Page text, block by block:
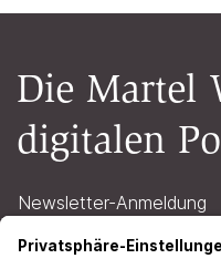
Die Martel
digitalen
Newsletter-Anmeldung